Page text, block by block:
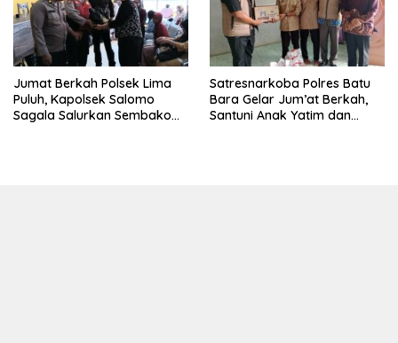
Jumat Berkah Polsek Lima
Puluh, Kapolsek Salomo
Sagala Salurkan Sembako
Satresnarkoba Polres Batu
Bara Gelar Jum’at Berkah,
Santuni Anak Yatim dan